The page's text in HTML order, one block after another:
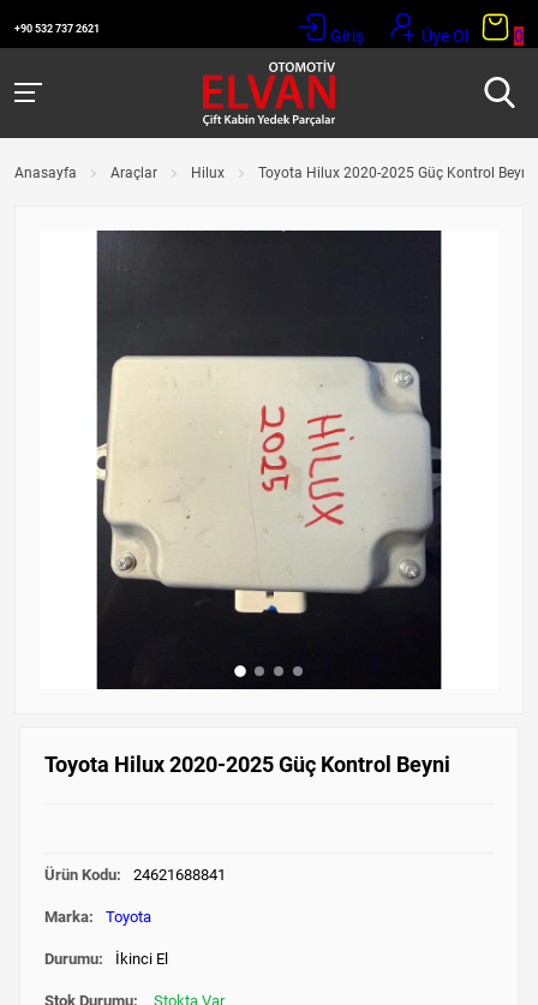
+90 532 737 2621 Giriş Üye Ol 0
Anasayfa Araçlar Hilux Toyota Hilux 2020-2025 Güç Kontrol Beyni
Toyota Hilux 2020-2025 Güç Kontrol Beyni
Ürün Kodu: 24621688841
Marka: Toyota
Durumu: İkinci El
Stok Durumu: Stokta Var